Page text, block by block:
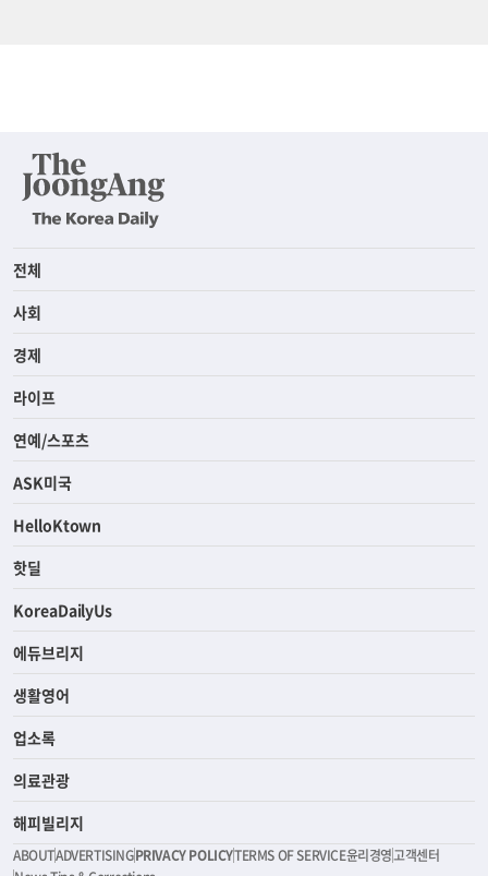
전체
사회
경제
라이프
연예/스포츠
ASK미국
HelloKtown
핫딜
KoreaDailyUs
에듀브리지
생활영어
업소록
의료관광
해피빌리지
ABOUTADVERTISINGPRIVACY POLICYTERMS OF SERVICE윤리경영고객센터